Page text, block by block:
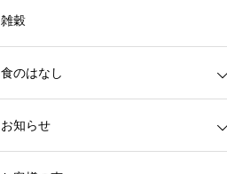
雑穀
食のはなし
お知らせ